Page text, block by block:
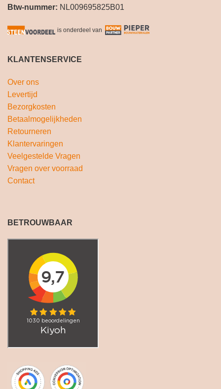
Btw-nummer: NL009695825B01
is onderdeel van
KLANTENSERVICE
Over ons
Levertijd
Bezorgkosten
Betaalmogelijkheden
Retourneren
Klantervaringen
Veelgestelde Vragen
Vragen over voorraad
Contact
BETROUWBAAR